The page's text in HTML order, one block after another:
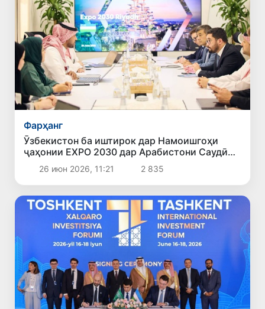
Фарҳанг
Ӯзбекистон ба иштирок дар Намоишгоҳи
ҷаҳонии EXPO 2030 дар Арабистони Саудӣ
омодагӣ мебинад
26 июн 2026, 11:21 2 835